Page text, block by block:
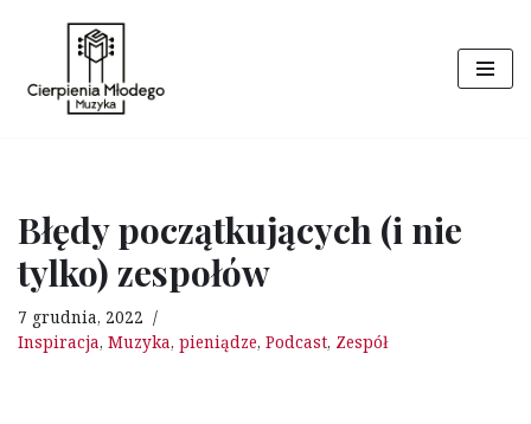
Przejdź
do
Błędy początkujących (i nie
tylko) zespołów
7 grudnia, 2022
Inspiracja, Muzyka, pieniądze, Podcast, Zespół